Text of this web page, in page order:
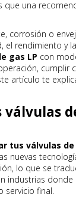
que una
corrosión o
rendimiento y
gas LP con
cumplir
artículo te
tus válvulas de
nuevas
lo que se
industrias
servicio final.